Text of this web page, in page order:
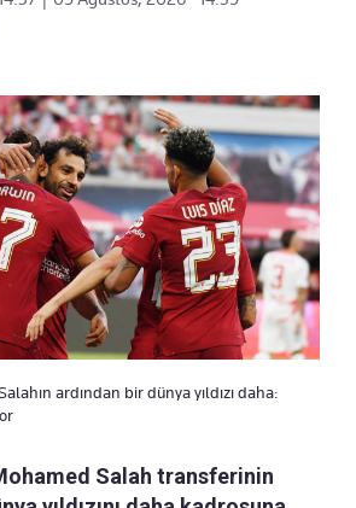
ardından bir dünya yıldızı daha:
Salah transferinin